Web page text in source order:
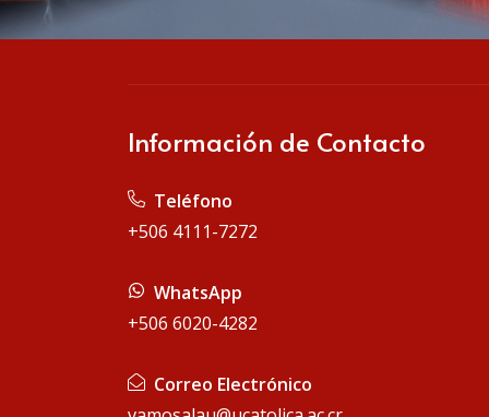
Información de Contacto
Teléfono
+506 4111-7272
WhatsApp
+506 6020-4282
Correo Electrónico